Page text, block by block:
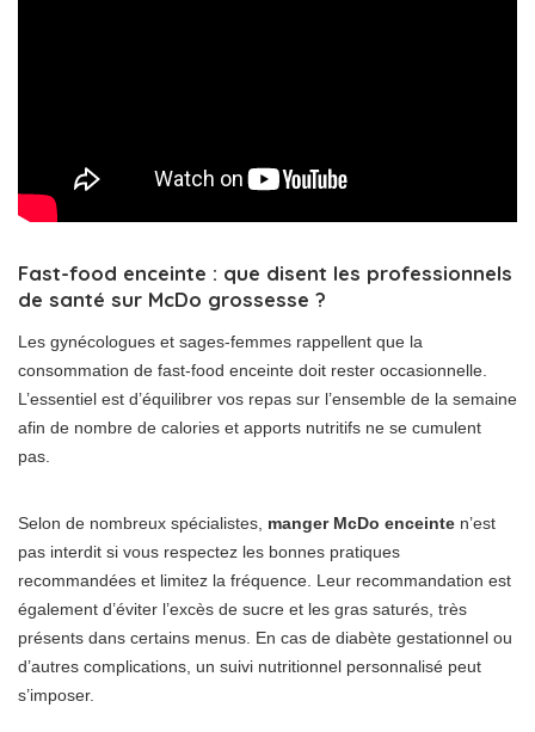
Fast-food enceinte : que disent les professionnels
de santé sur McDo grossesse ?
Les gynécologues et sages-femmes rappellent que la
consommation de fast-food enceinte doit rester occasionnelle.
L’essentiel est d’équilibrer vos repas sur l’ensemble de la semaine
afin de nombre de calories et apports nutritifs ne se cumulent
pas.
Selon de nombreux spécialistes, manger McDo enceinte n’est
pas interdit si vous respectez les bonnes pratiques
recommandées et limitez la fréquence. Leur recommandation est
également d’éviter l’excès de sucre et les gras saturés, très
présents dans certains menus. En cas de diabète gestationnel ou
d’autres complications, un suivi nutritionnel personnalisé peut
s’imposer.